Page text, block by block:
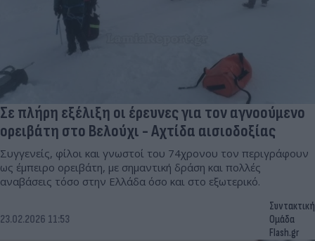
Σε πλήρη εξέλιξη οι έρευνες για τον αγνοούμενο
ορειβάτη στο Βελούχι - Αχτίδα αισιοδοξίας
Συγγενείς, φίλοι και γνωστοί του 74χρονου τον περιγράφουν
ως έμπειρο ορειβάτη, με σημαντική δράση και πολλές
αναβάσεις τόσο στην Ελλάδα όσο και στο εξωτερικό.
23.02.2026 11:53
Συντακτική
Ομάδα
Flash.gr